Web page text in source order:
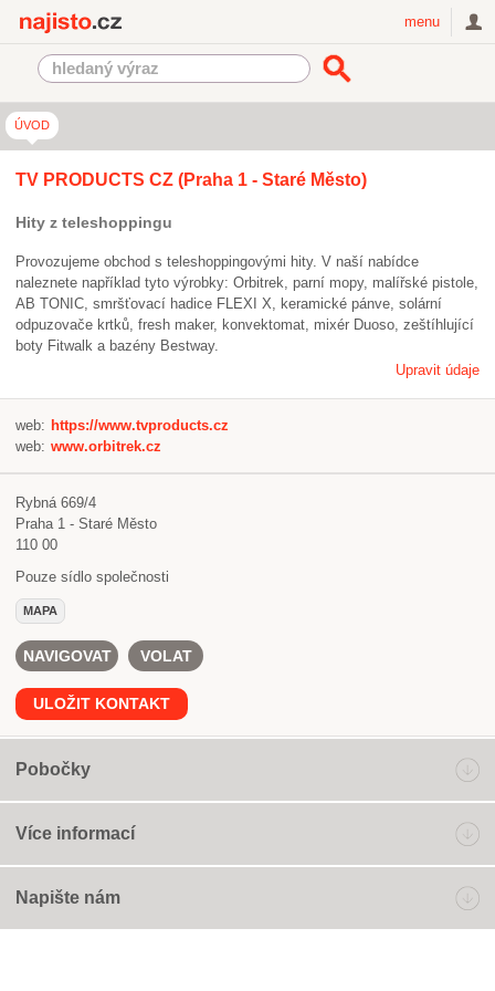
menu
ÚVOD
TV PRODUCTS CZ (Praha 1 - Staré Město)
Hity z teleshoppingu
Provozujeme obchod s teleshoppingovými hity. V naší nabídce
naleznete například tyto výrobky: Orbitrek, parní mopy, malířské pistole,
AB TONIC, smršťovací hadice FLEXI X, keramické pánve, solární
odpuzovače krtků, fresh maker, konvektomat, mixér Duoso, zeštíhlující
boty Fitwalk a bazény Bestway.
Upravit údaje
web: https://www.tvproducts.cz
web: www.orbitrek.cz
Rybná 669/4
Praha 1 - Staré Město
110 00
Pouze sídlo společnosti
MAPA
NAVIGOVAT VOLAT
ULOŽIT KONTAKT
Pobočky
Více informací
Napište nám